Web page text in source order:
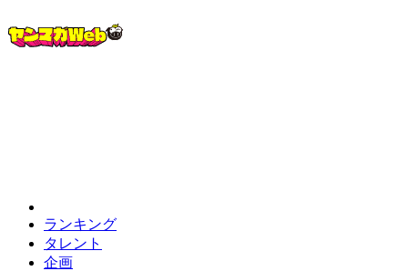
ランキング
タレント
企画